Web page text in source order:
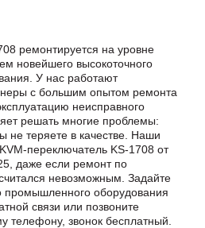
ремонтируется на уровне
новейшего высокоточного
У нас работают
с большим опытом ремонта
неисправного
решать многие проблемы:
не теряете в качестве. Наши
переключатель KS-1708 от
даже если ремонт по
невозможным. Задайте
промышленного оборудования
связи или позвоните
телефону, звонок бесплатный.